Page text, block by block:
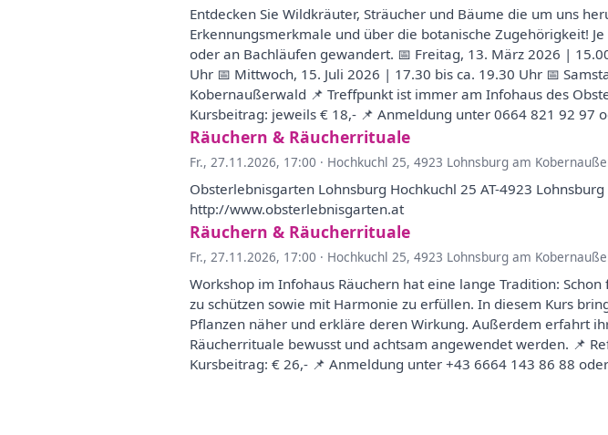
Entdecken Sie Wildkräuter, Sträucher und Bäume die um uns
Erkennungsmerkmale und über die botanische Zugehörigkeit!
oder an Bachläufen gewandert. 📅 Freitag, 13. März 2026 |
Uhr 📅 Mittwoch, 15. Juli 2026 | 17.30 bis ca. 19.30 Uhr 📅
Kobernaußerwald 📌 Treffpunkt ist immer am Infohaus des
Kursbeitrag: jeweils € 18,- 📌 Anmeldung unter 0664 821 92 97
Räuchern & Räucherrituale
Fr., 27.11.2026, 17:00 · Hochkuchl 25, 4923 Lohnsburg am
Obsterlebnisgarten Lohnsburg Hochkuchl 25 AT-4923
http://www.obsterlebnisgarten.at
Räuchern & Räucherrituale
Fr., 27.11.2026, 17:00 · Hochkuchl 25, 4923 Lohnsburg am
Workshop im Infohaus Räuchern hat eine lange Tradition:
zu schützen sowie mit Harmonie zu erfüllen. In diesem Kurs
Pflanzen näher und erkläre deren Wirkung. Außerdem erfahrt
Räucherrituale bewusst und achtsam angewendet werden. 📌
Kursbeitrag: € 26,- 📌 Anmeldung unter +43 6664 143 86 88